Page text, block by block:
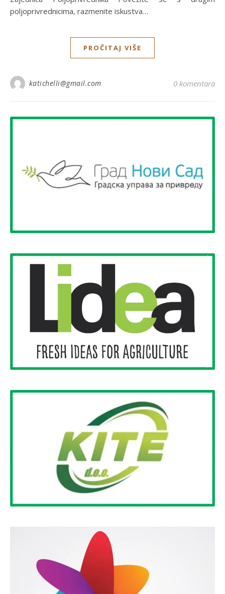
poljoprivrednicima, razmenite iskustva…
PROČITAJ VIŠE
katichelli@gmail.com 0 komentara